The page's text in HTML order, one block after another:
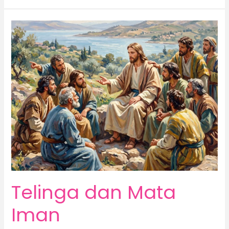
Telinga dan Mata
Iman
Telinga
dan
Mata
Iman